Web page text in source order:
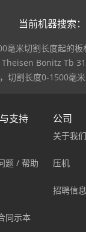
当前机器搜索：
毫米切割长度起的板
Theisen Bonitz Tb
切割长度0-1500毫米
支持
题 / 帮助
同示本
公司
关于我们
压机
招聘信息